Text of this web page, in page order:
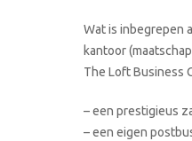
Wat is inbegrepen
kantoor
The Loft Business
– een prestigieus
– een eigen